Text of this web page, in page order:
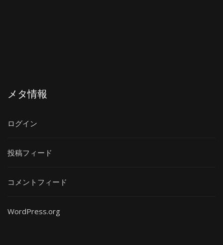
メタ情報
ログイン
投稿フィード
コメントフィード
WordPress.org